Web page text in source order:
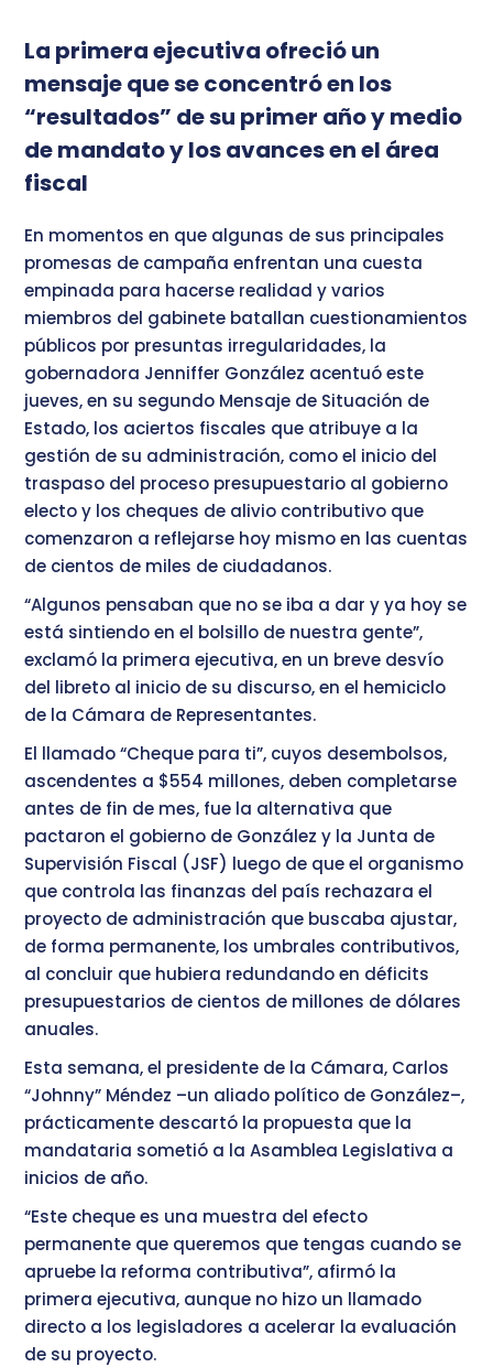
La primera ejecutiva ofreció un
mensaje que se concentró en los
“resultados” de su primer año y medio
de mandato y los avances en el área
fiscal
En momentos en que algunas de sus principales
promesas de campaña enfrentan una cuesta
empinada para hacerse realidad y varios
miembros del gabinete batallan cuestionamientos
públicos por presuntas irregularidades, la
gobernadora Jenniffer González acentuó este
jueves, en su segundo Mensaje de Situación de
Estado, los aciertos fiscales que atribuye a la
gestión de su administración, como el inicio del
traspaso del proceso presupuestario al gobierno
electo y los cheques de alivio contributivo que
comenzaron a reflejarse hoy mismo en las cuentas
de cientos de miles de ciudadanos.
“Algunos pensaban que no se iba a dar y ya hoy se
está sintiendo en el bolsillo de nuestra gente”,
exclamó la primera ejecutiva, en un breve desvío
del libreto al inicio de su discurso, en el hemiciclo
de la Cámara de Representantes.
El llamado “Cheque para ti”, cuyos desembolsos,
ascendentes a $554 millones, deben completarse
antes de fin de mes, fue la alternativa que
pactaron el gobierno de González y la Junta de
Supervisión Fiscal (JSF) luego de que el organismo
que controla las finanzas del país rechazara el
proyecto de administración que buscaba ajustar,
de forma permanente, los umbrales contributivos,
al concluir que hubiera redundando en déficits
presupuestarios de cientos de millones de dólares
anuales.
Esta semana, el presidente de la Cámara, Carlos
“Johnny” Méndez –un aliado político de González–,
prácticamente descartó la propuesta que la
mandataria sometió a la Asamblea Legislativa a
inicios de año.
“Este cheque es una muestra del efecto
permanente que queremos que tengas cuando se
apruebe la reforma contributiva”, afirmó la
primera ejecutiva, aunque no hizo un llamado
directo a los legisladores a acelerar la evaluación
de su proyecto.